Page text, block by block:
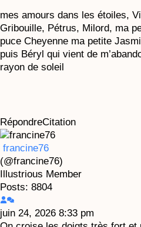
mes amours dans les étoiles,
Gribouille, Pétrus, Milord, ma
puce Cheyenne ma petite
puis Béryl qui vient de
rayon de soleil
RépondreCitation
francine76
(@francine76)
Illustrious Member
Posts: 8804
juin 24, 2026 8:33 pm